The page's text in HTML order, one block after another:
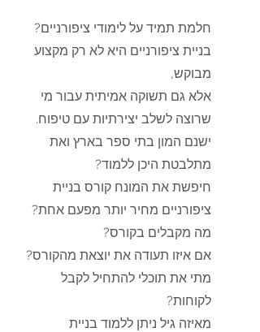
חלמת תמיד על לימודי ציפורניים?
בניית ציפורניים היא לא רק מקצוע
מבוקש,
אלא גם תשוקה אמיתית עבור מי
שרוצה לשלב יצירתיות עם טיפוח.
ישנם המון בתי ספר בארץ ואת
מתלבטת היכן ללמוד?
חיפשת את המונח קורס בניית
ציפורניים מחיר יותר מפעם אחת?
מה מקבלים בקורס?
אם איזו תעודה את יוצאת מהקורס?
מתי את תוכלי להתחיל לקבל
לקוחות?
מאיזה גיל ניתן ללמוד בניית